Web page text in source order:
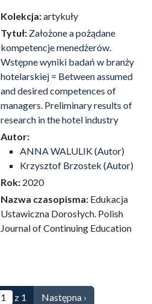
Kolekcja:artykuły
Tytuł: Założone a pożądane
kompetencje menedżerów.
Wstępne wyniki badań w branży
hotelarskiej = Between assumed
and desired competences of
managers. Preliminary results of
research in the hotel industry
Autor:
ANNA WALULIK (Autor)
Krzysztof Brzostek (Autor)
Rok: 2020
Nazwa czasopisma: Edukacja
Ustawiczna Dorosłych. Polish
Journal of Continuing Education
z 1 Następna ›